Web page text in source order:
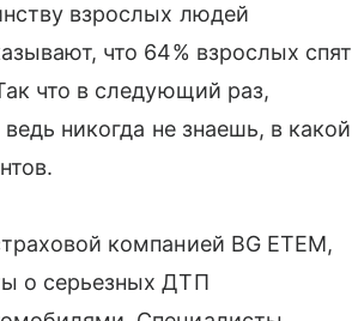
взрослых людей
что 64% взрослых спят
что в следующий раз,
никогда не знаешь, в какой
компанией BG ETEM,
о серьезных ДТП